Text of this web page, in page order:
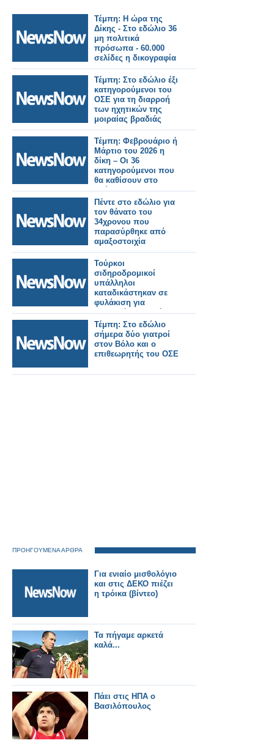
Τέμπη: Η ώρα της
Δίκης - Στο εδώλιο 36
μη πολιτικά
πρόσωπα - 60.000
σελίδες η δικογραφία
Τέμπη: Στο εδώλιο έξι
κατηγορούμενοι του
ΟΣΕ για τη διαρροή
των ηχητικών της
μοιραίας βραδιάς
Τέμπη: Φεβρουάριο ή
Μάρτιο του 2026 η
δίκη – Οι 36
κατηγορούμενοι που
θα καθίσουν στο
εδώλιο για την
τραγωδία
Πέντε στο εδώλιο για
τον θάνατο του
34χρονου που
παρασύρθηκε από
αμαξοστοιχία
Τούρκοι
σιδηροδρομικοί
υπάλληλοι
καταδικάστηκαν σε
φυλάκιση για
περισσότερα από 108
χρόνια για δυστύχημα
που άφησε πίσω του
25 νεκρούς
Τέμπη: Στο εδώλιο
σήμερα δύο γιατροί
στον Βόλο και ο
επιθεωρητής του ΟΣΕ
ΠΡΟΗΓΟΥΜΕΝΑ ΑΡΘΡΑ
Για ενιαίο μισθολόγιο
και στις ΔΕΚΟ πιέζει
η τρόικα (βίντεο)
Τα πήγαμε αρκετά
καλά...
Πάει στις ΗΠΑ ο
Βασιλόπουλος